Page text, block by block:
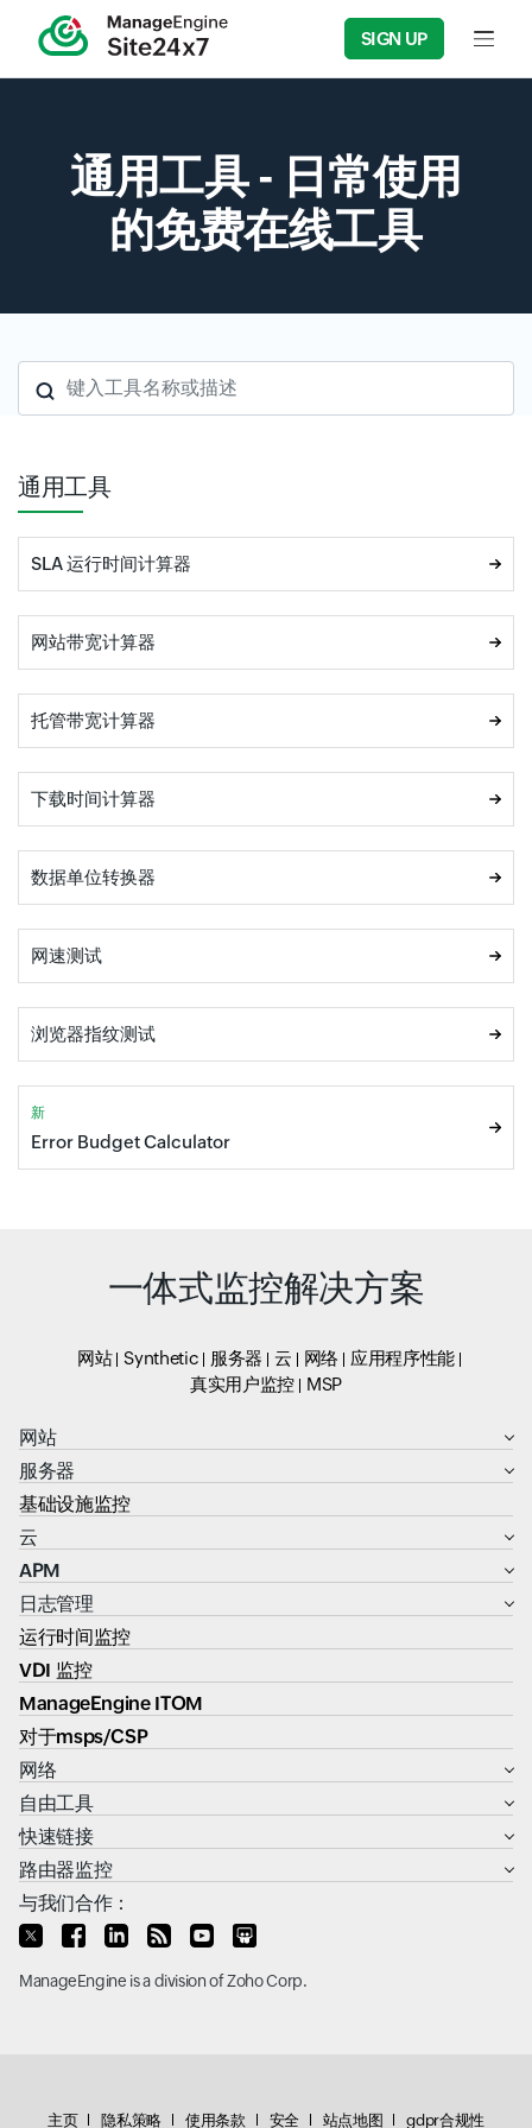
SIGN UP Input
通用工具 - 日常使用
的免费在线工具
键入工具名称或描述
通用工具
SLA 运行时间计算器
网站带宽计算器
托管带宽计算器
下载时间计算器
数据单位转换器
网速测试
浏览器指纹测试
新
Error Budget Calculator
一体式监控解决方案
网站 Synthetic 服务器 云 网络
应用程序性能
真实用户监控
MSP
网站
服务器
基础设施监控
云
APM
日志管理
运行时间监控
VDI 监控
ManageEngine ITOM
对于msps/CSP
网络
自由工具
快速链接
路由器监控
与我们合作：
ManageEngine is a division ofZoho Corp.
主页 隐私策略 使用条款 安全 站点地图 gdpr合规性